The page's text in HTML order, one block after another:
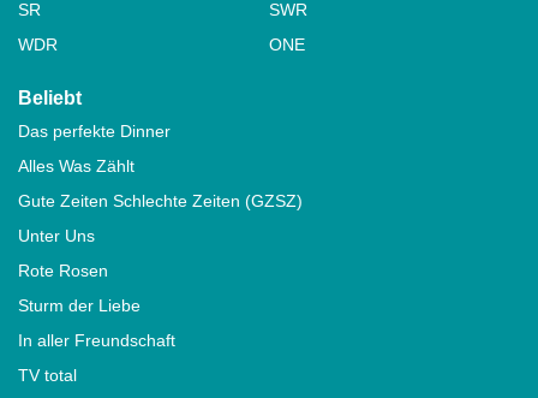
SR
SWR
WDR
ONE
Beliebt
Das perfekte Dinner
Alles Was Zählt
Gute Zeiten Schlechte Zeiten (GZSZ)
Unter Uns
Rote Rosen
Sturm der Liebe
In aller Freundschaft
TV total